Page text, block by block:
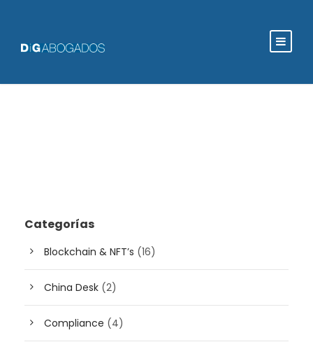
Categorías
Blockchain & NFT’s (16)
China Desk (2)
Compliance (4)